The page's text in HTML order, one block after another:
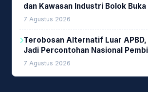
dan Kawasan Industri Bolok Buka
Investasi Woodchip untuk
7 Agustus 2026
Terobosan Alternatif Luar APBD,
Jadi Percontohan Nasional
7 Agustus 2026